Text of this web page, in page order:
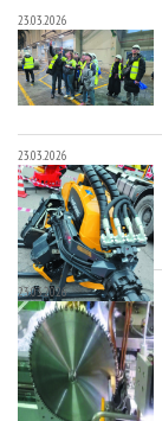
23.03.2026
23.03.2026
23.03.2026